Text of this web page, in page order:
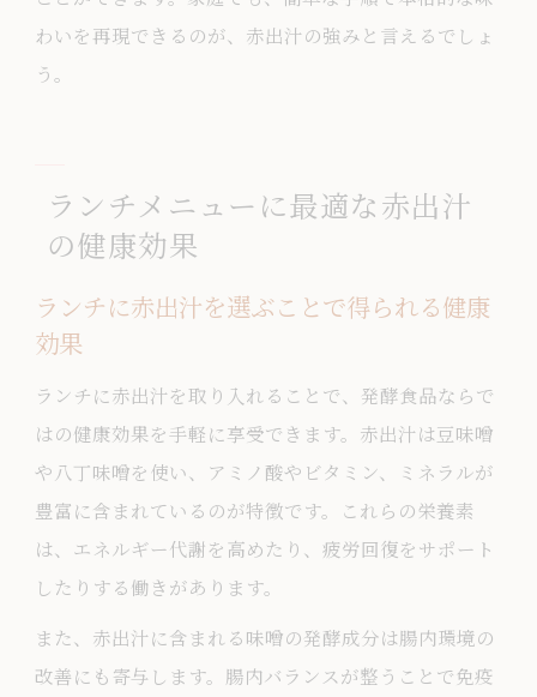
わいを再現できるのが、赤出汁の強みと言えるでしょ
う。
ランチメニューに最適な赤出汁
の健康効果
ランチに赤出汁を選ぶことで得られる健康
効果
ランチに赤出汁を取り入れることで、発酵食品ならで
はの健康効果を手軽に享受できます。赤出汁は豆味噌
や八丁味噌を使い、アミノ酸やビタミン、ミネラルが
豊富に含まれているのが特徴です。これらの栄養素
は、エネルギー代謝を高めたり、疲労回復をサポート
したりする働きがあります。
また、赤出汁に含まれる味噌の発酵成分は腸内環境の
改善にも寄与します。腸内バランスが整うことで免疫